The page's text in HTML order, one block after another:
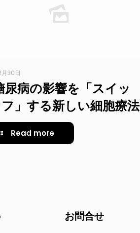
30日
尿病の影響を「スイッ
」する新しい細胞療法
Read more
お問合せ